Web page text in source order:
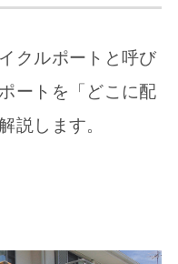
クルポートと呼び
ートを「どこに配
説します。